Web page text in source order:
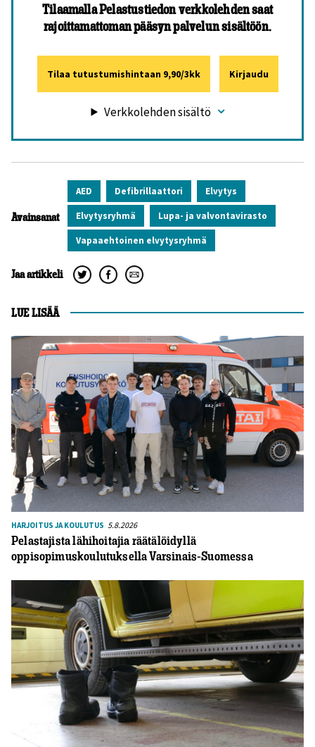
Tilaamalla Pelastustiedon verkkolehden saat
rajoittamattoman pääsyn palvelun sisältöön.
Tilaa tutustumishintaan 9,90/3kk Kirjaudu
Verkkolehden sisältö
Avainsanat
AED Defibrillaattori Elvytys
elvytysryhmä Lupa- ja valvontavirasto
vapaaehtoinen elvytysryhmä
Jaa artikkeli
LUE LISÄÄ
HARJOITUS JA KOULUTUS 5.8.2026
Pelastajista lähihoitajia räätälöidyllä
oppisopimuskoulutuksella Varsinais-Suomessa